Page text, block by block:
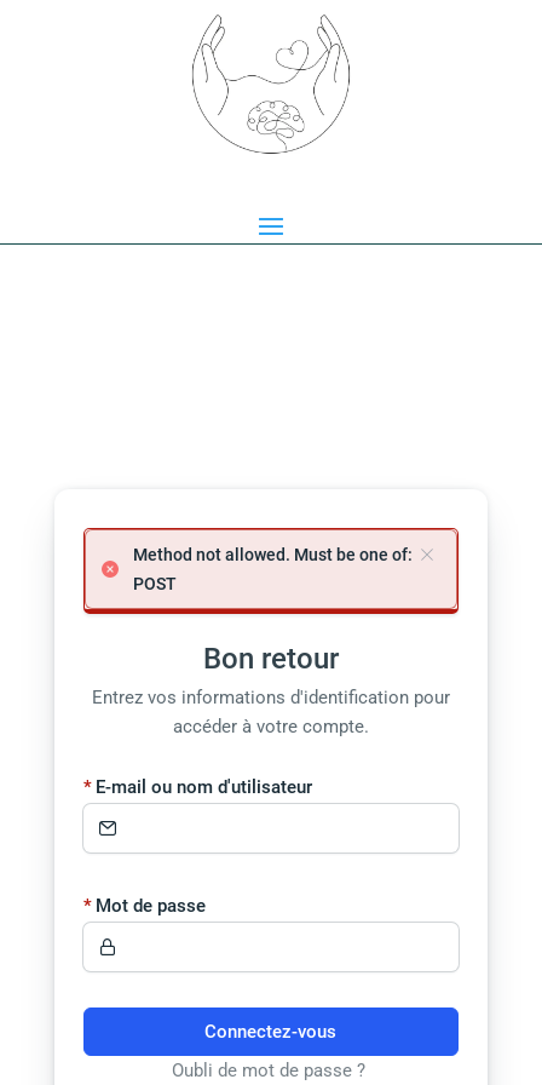
Method not allowed. Must be one of:
POST
Bon retour
Entrez vos informations d'identification pour
accéder à votre compte.
E-mail ou nom d'utilisateur
Mot de passe
Connectez-vous
Oubli de mot de passe ?